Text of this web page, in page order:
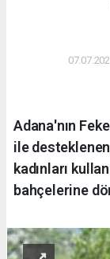
Adana'nın
ile
kadınları
bahçelerine